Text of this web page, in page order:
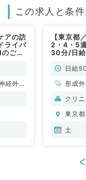
この求人と条
アの訪
ライバ
ご勤
経外
【東京都
2・4・5
30分/日給
日給
形成
クリ
東京
土
<